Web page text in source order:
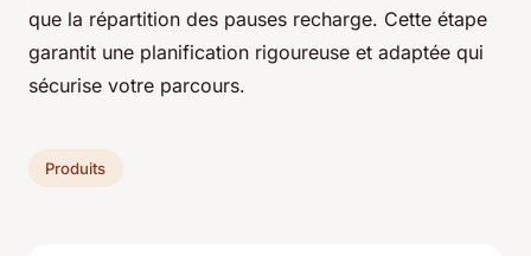
que la répartition des pauses recharge. Cette étape
garantit une planification rigoureuse et adaptée qui
sécurise votre parcours.
Produits